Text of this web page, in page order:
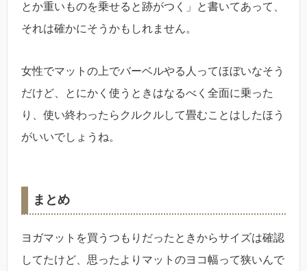
とか重いものを乗せると跡がつく」と書いてあって、
それは確かにそうかもしれません。
女性でマットの上でバーベルやる人ってほぼいなそう
だけど、とにかく使うときはなるべく全面に乗った
り、使い終わったらクルクルして畳むことはしたほう
がいいでしょうね。
まとめ
ヨガマットを買うつもりだったときからサイズは確認
してたけど、思ったよりマットのヨコ幅って狭いんで